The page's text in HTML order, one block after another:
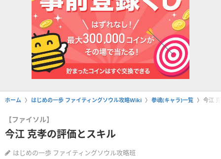
ホーム はじめの一歩 ファイティングソウル攻略Wiki 拳魂(キャラ)一覧 今江
【ファイソル】
今江 克孝の評価とスキル
はじめの一歩 ファイティングソウル攻略班